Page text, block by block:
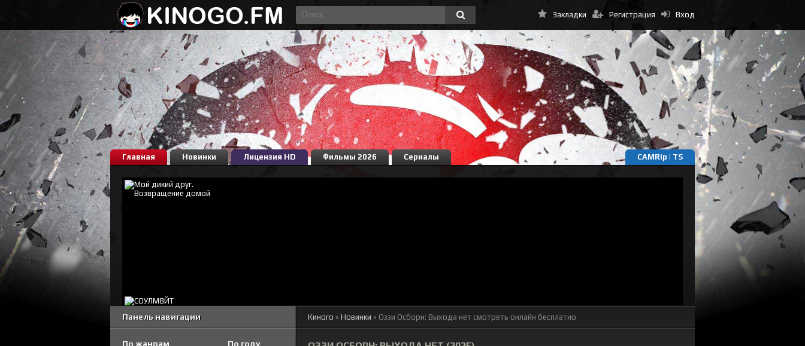
Вход
Регистрация
Закладки
Главная Новинки Лицензия HD Фильмы 2026 Сериалы CAMRip | TS
Киного » Новинки » Оззи Осборн: Выхода нет смотреть онлайн бесплатно
Панель навигации
По жанрам По году